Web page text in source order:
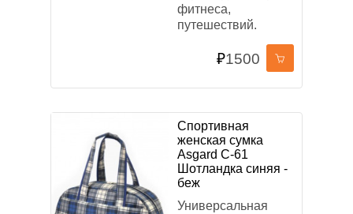
фитнеса,
путешествий.
₽1500
Спортивная
женская сумка
Asgard С-61
Шотландка синяя -
беж
Универсальная